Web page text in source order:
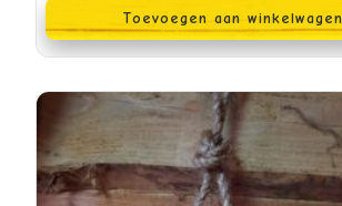
Toevoegen aan winkelwagen